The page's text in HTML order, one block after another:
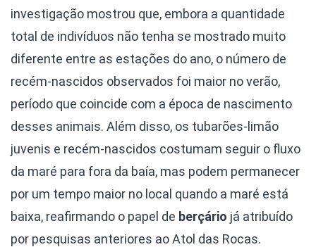
investigação mostrou que, embora a quantidade
total de indivíduos não tenha se mostrado muito
diferente entre as estações do ano, o número de
recém-nascidos observados foi maior no verão,
período que coincide com a época de nascimento
desses animais. Além disso, os tubarões-limão
juvenis e recém-nascidos costumam seguir o fluxo
da maré para fora da baía, mas podem permanecer
por um tempo maior no local quando a maré está
baixa, reafirmando o papel de berçário já atribuído
por pesquisas anteriores ao Atol das Rocas.